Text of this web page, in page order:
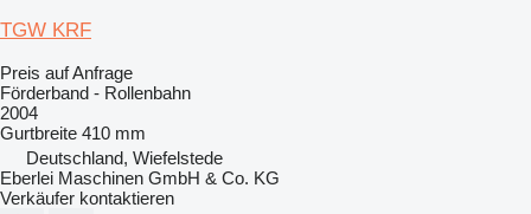
TGW KRF
Preis auf Anfrage
Förderband - Rollenbahn
2004
Gurtbreite 410 mm
Deutschland, Wiefelstede
Eberlei Maschinen GmbH & Co. KG
Verkäufer kontaktieren